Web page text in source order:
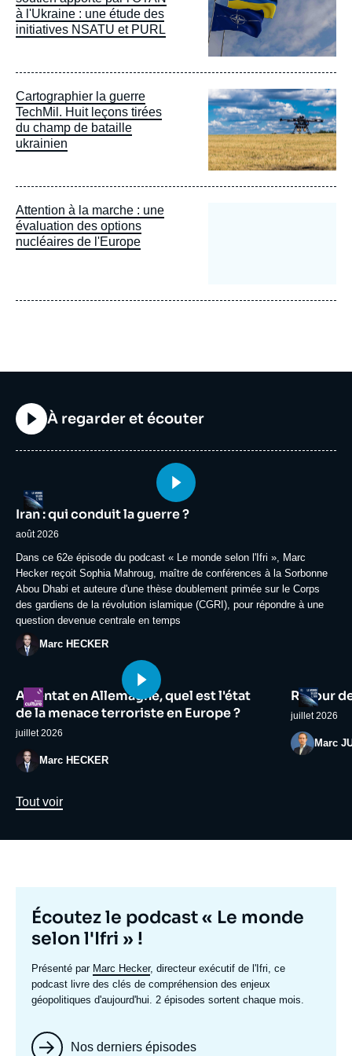
à l'Ukraine : une étude des
initiatives NSATU et PURL
Cartographier la guerre
TechMil. Huit leçons tirées
du champ de bataille
ukrainien
Image
principale
Attention à la marche : une
évaluation des options
nucléaires de l'Europe
Titre
À regarder et écouter
Logo
Image
principale
médiatique
Iran : qui conduit la guerre ?
août 2026
Accroche
Dans ce 62e épisode du podcast « Le monde selon l'Ifri », Marc
Hecker reçoit Sophia Mahroug, maître de conférences à la Sorbonne
Abou Dhabi et auteure d'une thèse doublement primée sur le Corps
des gardiens de la révolution islamique (CGRI), pour répondre à une
question devenue centrale en temps
PhotoMarc HECKER
Logo
Image
principale
médiatique
Attentat en Allemagne, quel est l'état
de la menace terroriste en Europe ?
juillet 2026
PhotoMarc HECKER
Logo
Image
principale
Retour
juillet 2026
PhotoMarc
Lien
Tout voir
Titre
mis
en
avant
Écoutez le podcast « Le monde
selon l'Ifri » !
Texte
accroche
Présenté par Marc Hecker, directeur exécutif de l'Ifri, ce
podcast livre des clés de compréhension des enjeux
géopolitiques d'aujourd'hui. 2 épisodes sortent chaque mois.
Nos derniers épisodes